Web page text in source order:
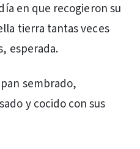
en que recogieron su
tierra tantas veces
esperada.
sembrado,
y cocido con sus